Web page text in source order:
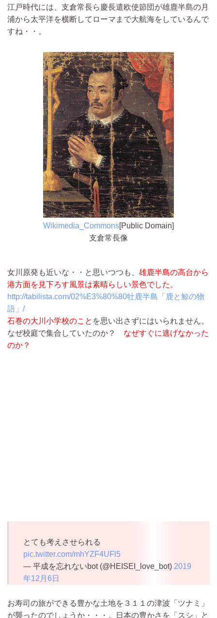
江戸時代には、支倉常長ら慶長遣欧使節団が雄鹿半島の月
浦から太平洋を横断してローマまで大航海をしているんで
すね・・。
Wikimedia_Commons[Public Domain]
支倉常長像
女川原発も近いな・・と思いつつも、 雄鹿半島の高台から
港方面を見下ろす風景は素晴らしい景色でした。
http://tabilista.com/02%E3%80%80牡鹿半島「鹿と鯨の物
語」/
石巻の大川小学校のこと を思い出さずにはいられません。
なぜ校庭で集合していたのか？ なぜすぐに逃げなかった
のか？
とても考えさせられる
pic.twitter.com/mhYZF4UFl5
— 平成を忘れないbot (@HEISEI_love_bot) 2019
年12月6日
お寿司の旅ができる豊かな土地を３１１の津波「ツナミ」
が襲ったのでしょうか・・・。日本の豊かさを「スシ」と